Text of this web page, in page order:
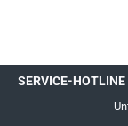
SERVICE-HOTLINE